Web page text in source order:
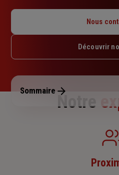
Mardi : 09h – 12h30 / 14h –
Jeudi : 09h – 12h30 / 14h –
Dimanche : Fermé
Nous
Découvrir
Sommaire
Notre